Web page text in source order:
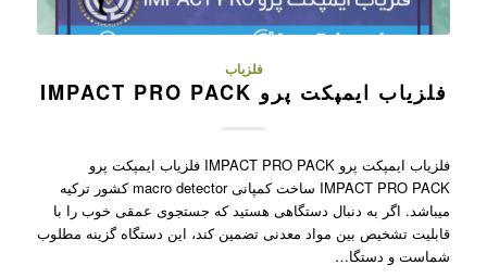
فلزیاب
فلزیاب ایمپکت پرو IMPACT PRO PACK
فلزیاب ایمپکت پرو IMPACT PRO PACK فلزیاب ایمپکت پرو
IMPACT PRO PACK ساخت کمپانی macro detector کشور ترکیه
میباشد. اگر به دنبال دستگاهی هستید که جستجوی عمقی خوب را با
قابلیت تشخیص بین مواد معدنی تضمین کند، این دستگاه گزینه مطلوب
شماست و دستگا…